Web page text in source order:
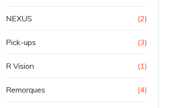
NEXUS (2)
Pick-ups (3)
R Vision (1)
Remorques (4)